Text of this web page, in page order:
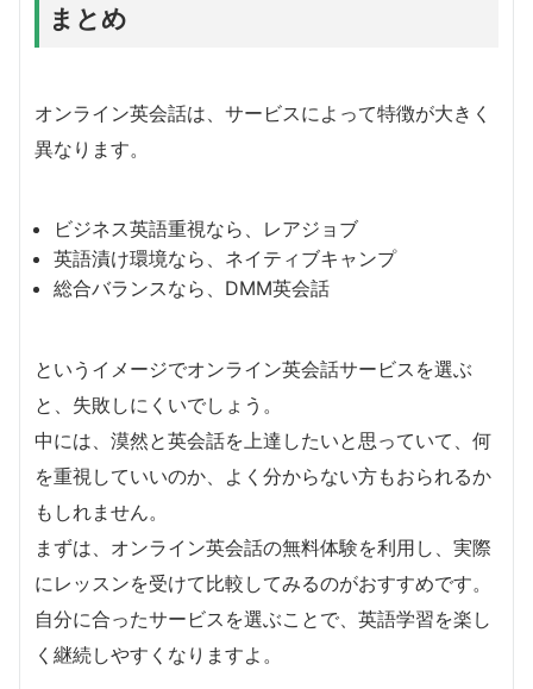
まとめ
オンライン英会話は、サービスによって特徴が大きく
異なります。
ビジネス英語重視なら、レアジョブ
英語漬け環境なら、ネイティブキャンプ
総合バランスなら、DMM英会話
というイメージでオンライン英会話サービスを選ぶ
と、失敗しにくいでしょう。
中には、漠然と英会話を上達したいと思っていて、何
を重視していいのか、よく分からない方もおられるか
もしれません。
まずは、オンライン英会話の無料体験を利用し、実際
にレッスンを受けて比較してみるのがおすすめです。
自分に合ったサービスを選ぶことで、英語学習を楽し
く継続しやすくなりますよ。